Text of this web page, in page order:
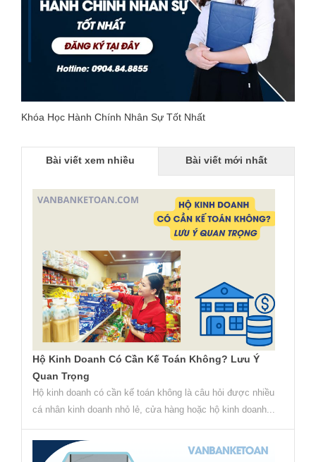
Khóa Học Hành Chính Nhân Sự Tốt Nhất
Bài viết xem nhiều Bài viết mới nhất
Hộ Kinh Doanh Có Cần Kế Toán Không? Lưu Ý
Quan Trọng
Hộ kinh doanh có cần kế toán không là câu hỏi được nhiều
cá nhân kinh doanh nhỏ lẻ, cửa hàng hoặc hộ kinh doanh...